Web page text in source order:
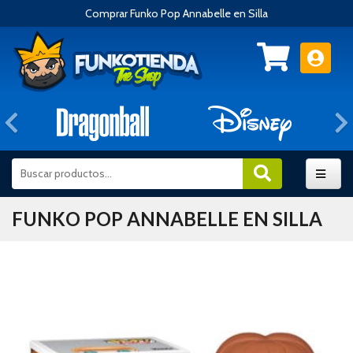
Comprar Funko Pop Annabelle en Silla
Anterior
FUNKO POP ANNABELLE EN SILLA